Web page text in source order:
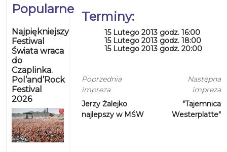
Popularne
Najpiękniejszy
Festiwal
Świata wraca
do
Czaplinka.
Pol’and’Rock
Festival
2026
Terminy:
15 Lutego 2013 godz. 16:00
15 Lutego 2013 godz. 18:00
15 Lutego 2013 godz. 20:00
Poprzednia
impreza
Jerzy Żalejko
najlepszy w MŚW
Następna
impreza
"Tajemnica
Westerplatte"